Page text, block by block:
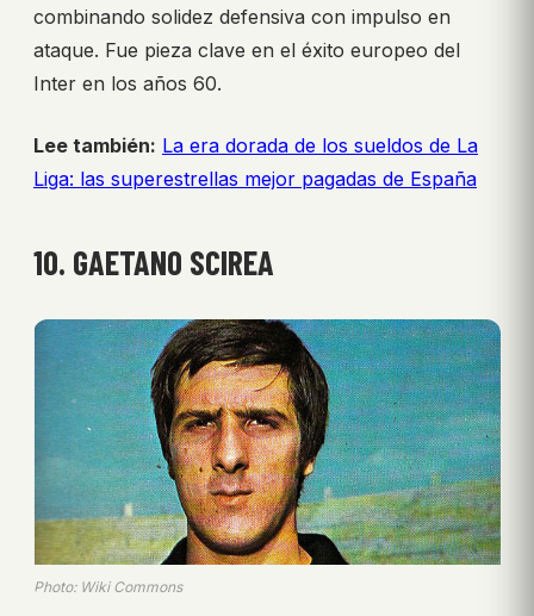
combinando solidez defensiva con impulso en
ataque. Fue pieza clave en el éxito europeo del
Inter en los años 60.
Lee también: La era dorada de los sueldos de La
Liga: las superestrellas mejor pagadas de España
10. GAETANO SCIREA
Photo: Wiki Commons